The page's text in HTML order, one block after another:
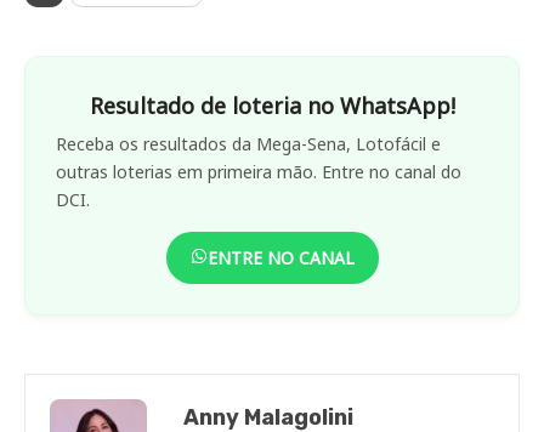
Resultado de loteria no WhatsApp!
Receba os resultados da Mega-Sena, Lotofácil e
outras loterias em primeira mão. Entre no canal do
DCI.
ENTRE NO CANAL
Anny Malagolini